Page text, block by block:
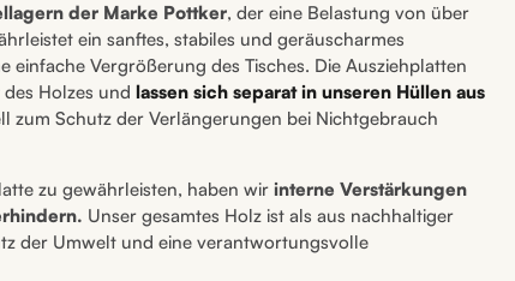
der Marke Pottker, der eine Belastung von über
ein sanftes, stabiles und geräuscharmes
einfache Vergrößerung des Tisches. Die Ausziehplatten
Holzes und lassen sich separat in unseren Hüllen aus
zum Schutz der Verlängerungen bei Nichtgebrauch
zu gewährleisten, haben wir interne Verstärkungen
Unser gesamtes Holz ist als aus nachhaltiger
der Umwelt und eine verantwortungsvolle